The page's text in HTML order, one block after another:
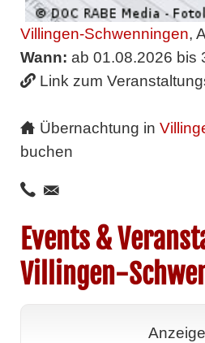
Villingen-Schwenningen,
Wann: ab 01.08.2026 bis
Link zum
Übernachtung in
buchen
Events &
Villingen-